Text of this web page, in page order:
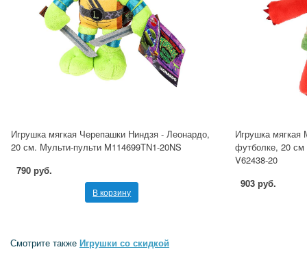
Игрушка мягкая Черепашки Ниндзя - Леонардо,
20 см. Мульти-пульти M114699TN1-20NS
790 руб.
В корзину
Игрушка
футболке, 20 см
V62438-20
903 руб.
Смотрите также Игрушки со скидкой